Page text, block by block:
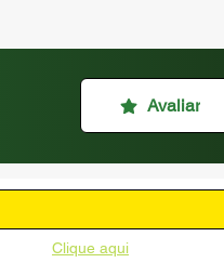
Avaliar
Clique aqui